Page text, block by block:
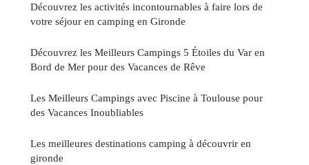
Découvrez les activités incontournables à faire lors de
votre séjour en camping en Gironde
Découvrez les Meilleurs Campings 5 Étoiles du Var en
Bord de Mer pour des Vacances de Rêve
Les Meilleurs Campings avec Piscine à Toulouse pour
des Vacances Inoubliables
Les meilleures destinations camping à découvrir en
gironde